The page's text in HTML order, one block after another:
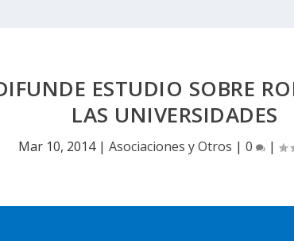
ESTUDIO SOBRE
LAS UNIVERSIDADES
Mar 10, 2014| Asociaciones y Otros | 0 |